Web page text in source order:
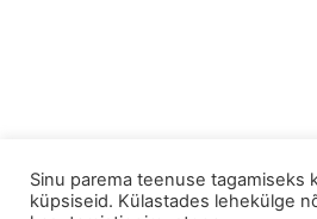
Sinu parema teenuse tagamiseks
küpsiseid. Külastades lehekülge